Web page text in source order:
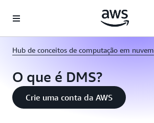
Pular para o conteúdo principal
Hub de conceitos de computação em nuvem
O que é DMS?
Crie uma conta da AWS